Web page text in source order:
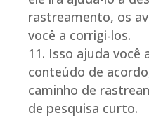
rastreamento, os
você a corrigi-los.
Isso ajuda você
conteúdo de
caminho de
de pesquisa curto.